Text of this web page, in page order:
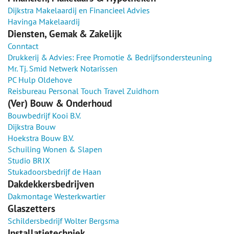
Dijkstra Makelaardij en Financieel Advies
Havinga Makelaardij
Diensten, Gemak & Zakelijk
Conntact
Drukkerij & Advies: Free Promotie & Bedrijfsondersteuning
Mr. Tj. Smid Netwerk Notarissen
PC Hulp Oldehove
Reisbureau Personal Touch Travel Zuidhorn
(Ver) Bouw & Onderhoud
Bouwbedrijf Kooi B.V.
Dijkstra Bouw
Hoekstra Bouw B.V.
Schuiling Wonen & Slapen
Studio BRIX
Stukadoorsbedrijf de Haan
Dakdekkersbedrijven
Dakmontage Westerkwartier
Glaszetters
Schildersbedrijf Wolter Bergsma